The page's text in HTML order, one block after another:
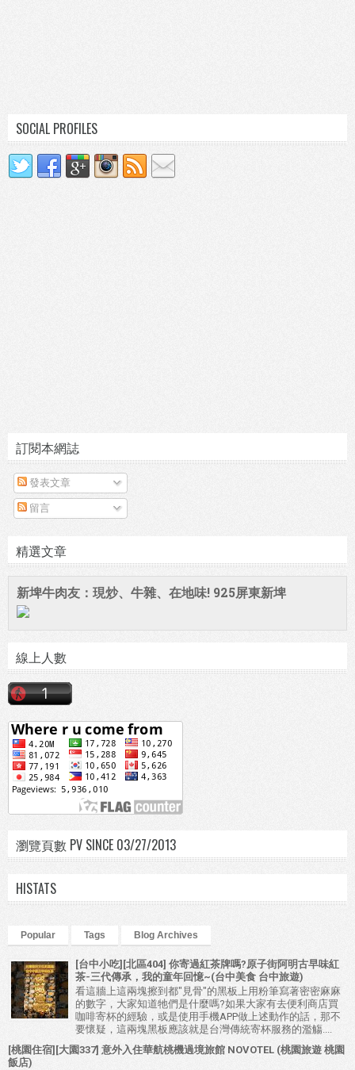
SOCIAL PROFILES
訂閱本網誌
發表文章
留言
精選文章
新埤牛肉友：現炒、牛雜、在地味! 925屏東新埤
線上人數
瀏覽頁數 PV SINCE 03/27/2013
HISTATS
Popular Tags Blog Archives
[台中小吃][北區404] 你寄過紅茶牌嗎?原子街阿明古早味紅
茶-三代傳承，我的童年回憶~(台中美食 台中旅遊)
看這牆上這兩塊擦到都"見骨"的黑板上用粉筆寫著密密麻麻
的數字，大家知道牠們是什麼嗎?如果大家有去便利商店買
咖啡寄杯的經驗，或是使用手機APP做上述動作的話，那不
要懷疑，這兩塊黑板應該就是台灣傳統寄杯服務的濫觴....
[桃園住宿][大園337] 意外入住華航桃機過境旅館 NOVOTEL (桃園旅遊 桃園
飯店)